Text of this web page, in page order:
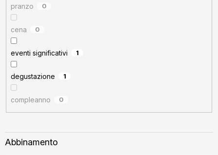
pranzo 0
cena 0
eventi significativi 1
degustazione 1
compleanno 0
Abbinamento